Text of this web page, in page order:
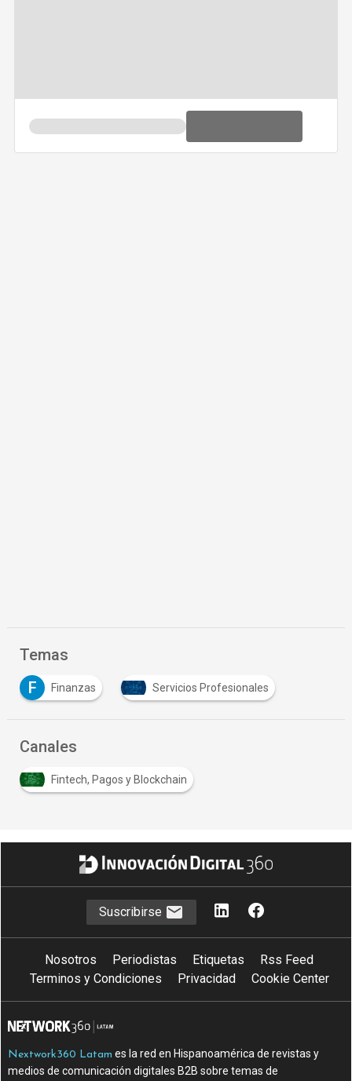
Temas
F
Finanzas Servicios Profesionales
Canales
Fintech, Pagos y Blockchain
Suscribirse
Nosotros Periodistas Etiquetas
Rss Feed
Terminos y Condiciones
Privacidad Cookie Center
Nextwork360 Latam es la red en Hispanoamérica de revistas y
medios de comunicación digitales B2B sobre temas de